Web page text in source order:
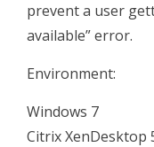
prevent a user
available” error.
Environment:
Windows 7
Citrix XenDesktop